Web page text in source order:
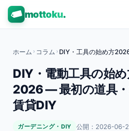
mottoku.
ホーム › コラム › DIY・工具の始め方
DIY・電動工具の始
2026 — 最初の道具・
賃貸DIY
ガーデニング・DIY 公開：2026-06-